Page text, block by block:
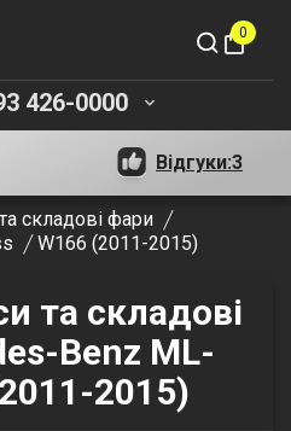
shopping_bag
0
426-0000 keyboard_arrow_down
Відгуки:3
складові фари
W166 (2011-2015)
та складові
Benz ML-
2015)